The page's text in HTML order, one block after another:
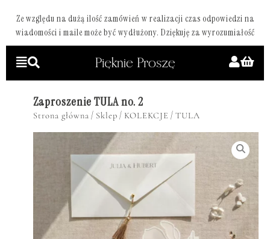
Ze względu na dużą ilość zamówień w realizacji czas odpowiedzi na
wiadomości i maile może być wydłużony. Dziękuję za wyrozumiałość
Zaproszenie TULA no. 2
Strona główna / Sklep / KOLEKCJE / TULA